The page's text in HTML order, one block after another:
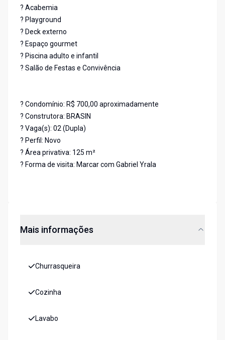
? Acabemia
? Playground
? Deck externo
? Espaço gourmet
? Piscina adulto e infantil
? Salão de Festas e Convivência
? Condomínio: R$ 700,00 aproximadamente
? Construtora: BRASIN
? Vaga(s): 02 (Dupla)
? Perfil: Novo
? Área privativa: 125 m²
? Forma de visita: Marcar com Gabriel Yrala
Mais informações
Churrasqueira
Cozinha
Lavabo